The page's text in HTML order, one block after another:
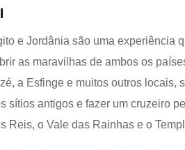
e Jordânia são uma experiência
as maravilhas de ambos os
a Esfinge e muitos outros locais,
sítios antigos e fazer um cruzeiro
Reis, o Vale das Rainhas e o